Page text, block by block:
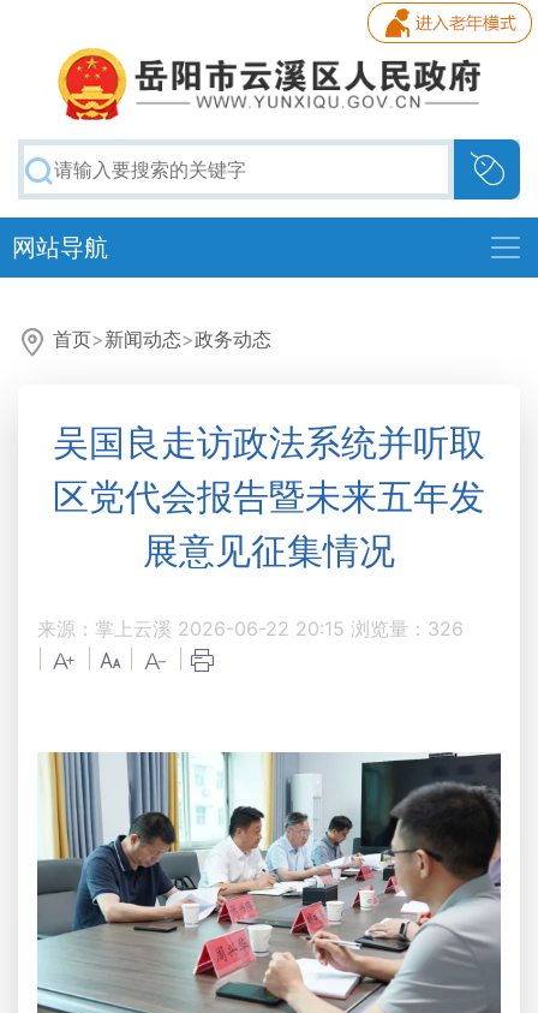
网站导航
首页>新闻动态>政务动态
吴国良走访政法系统并听取
区党代会报告暨未来五年发
展意见征集情况
来源：掌上云溪 2026-06-22 20:15 浏览量： 326